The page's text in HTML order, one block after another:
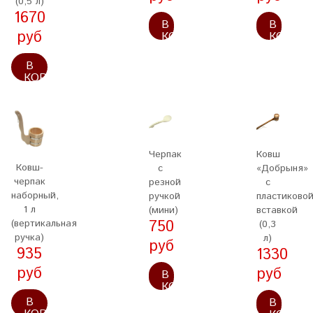
1670
руб
В
КОРЗИНУ
В
КОРЗИНУ
В
Ковш-
черпак
наборный,
1 л
(вертикальная
ручка)
935
руб
В
Черпак
с
резной
ручкой
(мини)
750
руб
В
КОРЗИНУ
Ковш
«Добрыня»
с
пластиковой
вставкой
(0,3
л)
1330
руб
В